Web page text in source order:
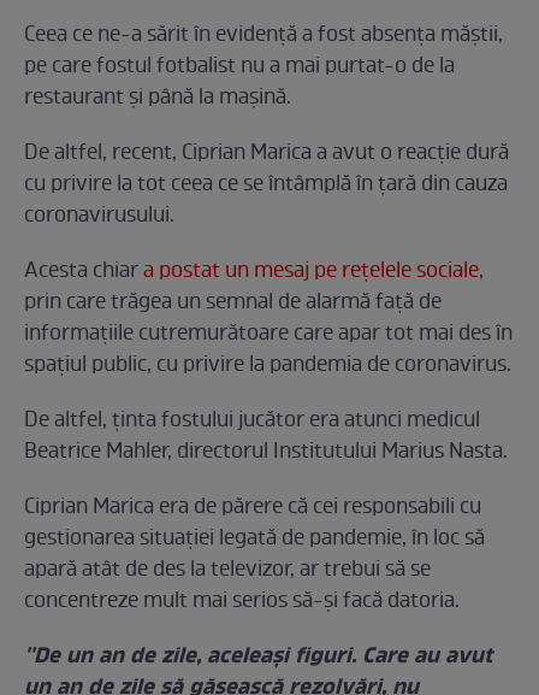
Ceea ce ne-a sărit în evidență a fost absența măștii,
pe care fostul fotbalist nu a mai purtat-o de la
restaurant și până la mașină.
De altfel, recent, Ciprian Marica a avut o reacție dură
cu privire la tot ceea ce se întâmplă în țară din cauza
coronavirusului.
Acesta chiara postat un mesaj pe rețelele sociale,
prin care trăgea un semnal de alarmă față de
informațiile cutremurătoare care apar tot mai des în
spațiul public, cu privire la pandemia de coronavirus.
De altfel, ținta fostului jucător era atunci medicul
Beatrice Mahler, directorul Institutului Marius Nasta.
Ciprian Marica era de părere că cei responsabili cu
gestionarea situației legată de pandemie, în loc să
apară atât de des la televizor, ar trebui să se
concentreze mult mai serios să-și facă datoria.
''De un an de zile, aceleaşi figuri. Care au avut